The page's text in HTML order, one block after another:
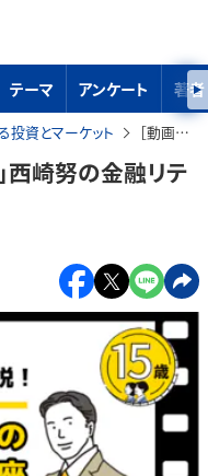
テーマ アンケート 著者
資とマーケット ［動画で解説］第5回「借りる」西崎努の金融リテラシー講座
西崎努の金融リテ